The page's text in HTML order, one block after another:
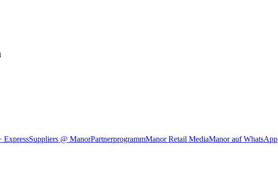
ExpressSuppliers @ ManorPartnerprogrammManor Retail MediaManor auf WhatsApp